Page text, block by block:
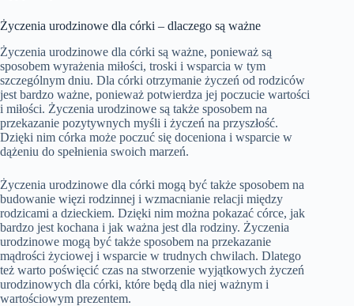
Życzenia urodzinowe dla córki – dlaczego są ważne
Życzenia urodzinowe dla córki są ważne, ponieważ są
sposobem wyrażenia miłości, troski i wsparcia w tym
szczególnym dniu. Dla córki otrzymanie życzeń od rodziców
jest bardzo ważne, ponieważ potwierdza jej poczucie wartości
i miłości. Życzenia urodzinowe są także sposobem na
przekazanie pozytywnych myśli i życzeń na przyszłość.
Dzięki nim córka może poczuć się doceniona i wsparcie w
dążeniu do spełnienia swoich marzeń.
Życzenia urodzinowe dla córki mogą być także sposobem na
budowanie więzi rodzinnej i wzmacnianie relacji między
rodzicami a dzieckiem. Dzięki nim można pokazać córce, jak
bardzo jest kochana i jak ważna jest dla rodziny. Życzenia
urodzinowe mogą być także sposobem na przekazanie
mądrości życiowej i wsparcie w trudnych chwilach. Dlatego
też warto poświęcić czas na stworzenie wyjątkowych życzeń
urodzinowych dla córki, które będą dla niej ważnym i
wartościowym prezentem.